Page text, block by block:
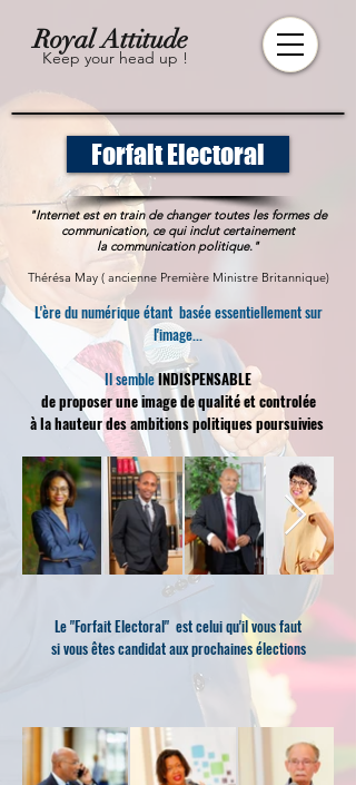
Keep your head up !
Royal Attitude
Forfait Electoral
"Internet est en train de changer toutes les formes de
communication, ce qui inclut certainement
la communication politique."
Thérésa May ( ancienne Première Ministre Britannique)
L'ère du numérique étant basée essentiellement sur
l'image...
Il sembleINDISPENSABLE
de proposer une imagede qualité et controlée
à la hauteur des ambitions politiques poursuivies
Le "Forfait Electoral" est celui qu'il vous faut
si vous êtes candidat aux prochaines élections